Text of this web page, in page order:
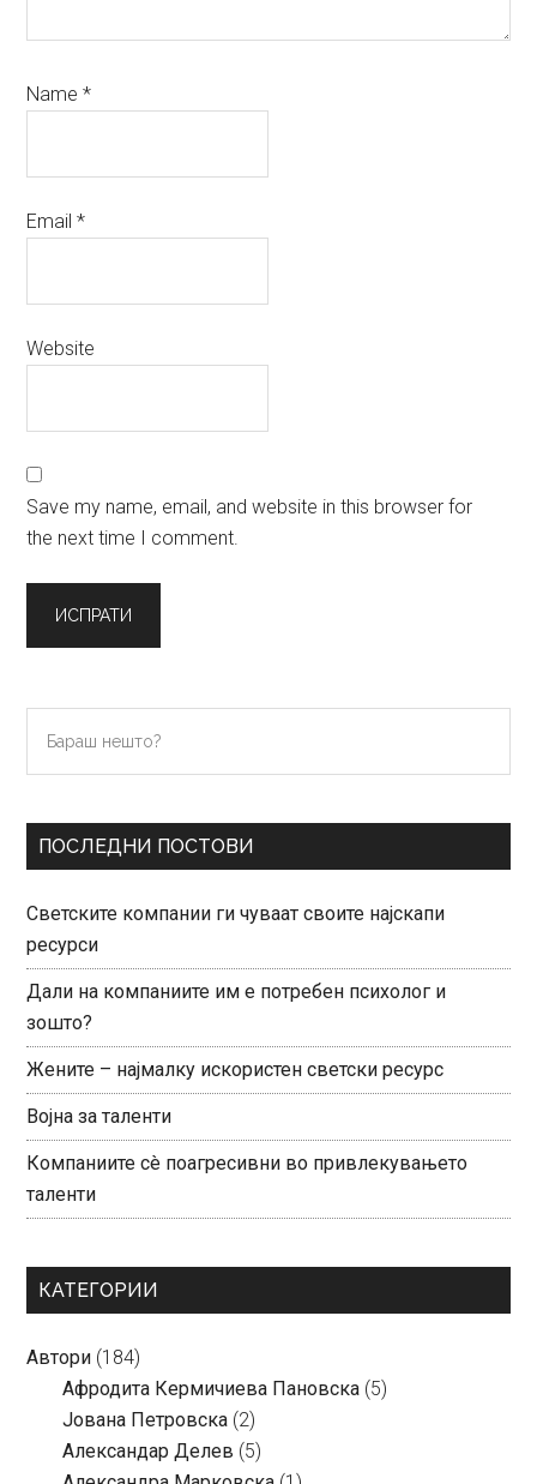
Name*
Email*
Website
Save my name, email, and website in this browser for
the next time I comment.
Primary
Sidebar
нешто?
ПОСЛЕДНИ ПОСТОВИ
Светските компании ги чуваат своите најскапи
ресурси
Дали на компаниите им е потребен психолог и
зошто?
Жените – најмалку искористен светски ресурс
Војна за таленти
Компаниите сè поагресивни во привлекувањето
таленти
КАТЕГОРИИ
Автори (184)
Aфродита Кермичиева Пановска (5)
Јована Петровска (2)
Александар Делев (5)